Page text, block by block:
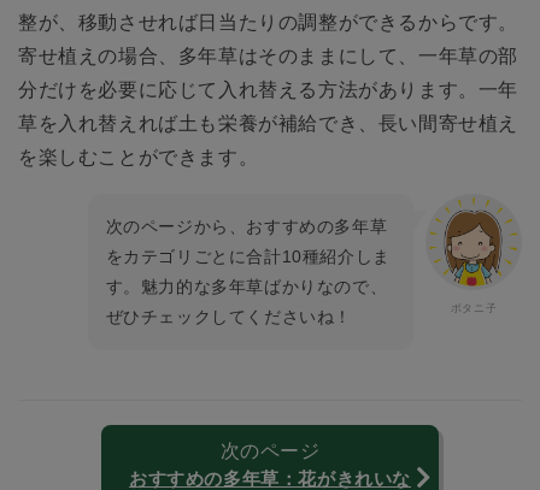
整が、移動させれば日当たりの調整ができるからです。
寄せ植えの場合、多年草はそのままにして、一年草の部
分だけを必要に応じて入れ替える方法があります。一年
草を入れ替えれば土も栄養が補給でき、長い間寄せ植え
を楽しむことができます。
次のページから、おすすめの多年草
をカテゴリごとに合計10種紹介しま
す。魅力的な多年草ばかりなので、
ぜひチェックしてくださいね！
次のページ
おすすめの多年草：花がきれいな